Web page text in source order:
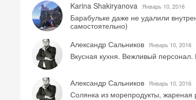
Karina Shakiryanova
Январь 10, 2016
Барабульке даже не удалили
самостоятельно)
Александр Сальников
Январь 10, 2016
Вкусная кухня. Вежливый
Александр Сальников Январь 10, 2016
Солянка из морепродукты, жареная